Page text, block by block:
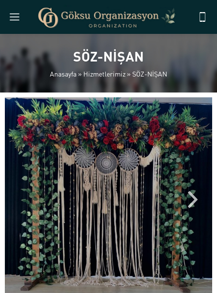
SÖZ-NİŞAN
Anasayfa »Hizmetlerimiz » SÖZ-NİŞAN